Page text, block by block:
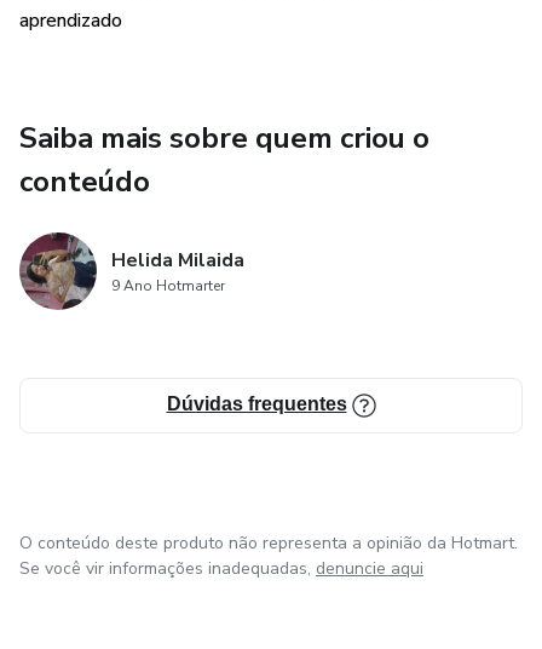
aprendizado
Saiba mais sobre quem criou o
conteúdo
Helida Milaida
9 Ano Hotmarter
Dúvidas frequentes
O conteúdo deste produto não representa a opinião da Hotmart.
Se você vir informações inadequadas, denuncie aqui